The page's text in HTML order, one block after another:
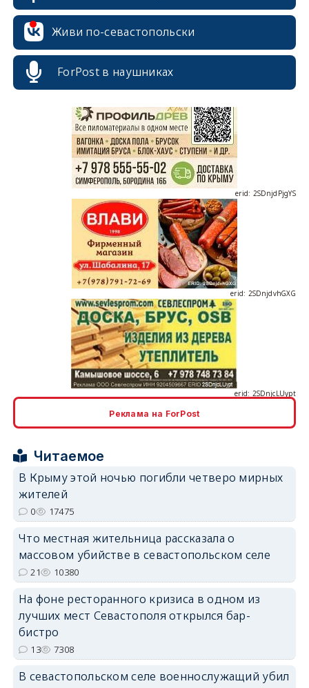
Живи по-севастопольски
ForPost в наушниках
erid: 2SDnjcrDNw6
erid: 2SDnjdvhGXG
erid: 2SDnjdPjgYS
Реклама на ForPost
Читаемое
В Крыму этой ночью погибли четверо мирных
жителей
0 17475
Что местная жительница рассказала о
массовом убийстве в севастопольском селе
21 10380
На фоне ресторанного кризиса в одном из
лучших мест Севастополя открылся бар-
бистро
13 7308
В севастопольском селе военнослужащий убил